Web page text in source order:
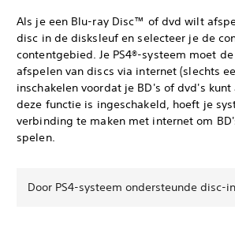
Als je een Blu-ray Disc™ of dvd wilt
disc in de disksleuf en selecteer je de
contentgebied. Je PS4®-systeem moet
afspelen van discs via internet (slechts
inschakelen voordat je BD's of dvd's
deze functie is ingeschakeld, hoeft je
verbinding te maken met internet om
spelen.
Door PS4-systeem ondersteunde disc-